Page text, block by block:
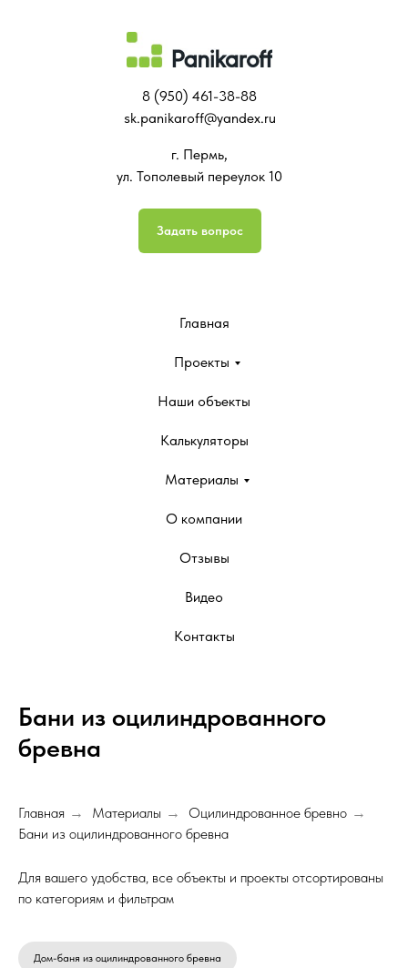
8 (950) 461-38-88
sk.panikaroff@yandex.ru
г. Пермь,
ул. Тополевый переулок 10
Задать вопрос
Главная
Проекты
Наши объекты
Калькуляторы
Материалы
О компании
Отзывы
Видео
Контакты
Бани из оцилиндрованного
бревна
Главная → Материалы → Оцилиндрованное бревно →
Бани из оцилиндрованного бревна
Для вашего удобства, все объекты и проекты отсортированы
по категориям и фильтрам
Дом-баня из оцилиндрованного бревна